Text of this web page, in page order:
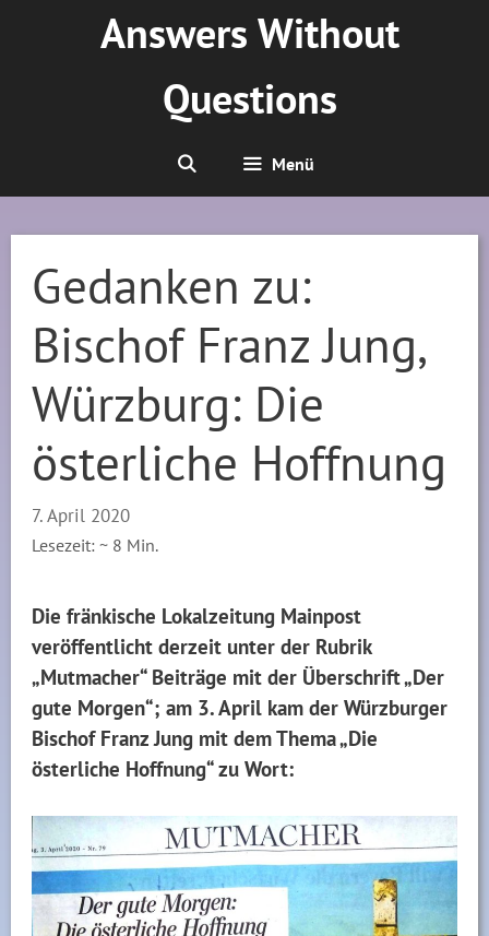
Answers Without
Questions
Menü
Gedanken zu:
Bischof Franz Jung,
Würzburg: Die
österliche Hoffnung
7. April 2020
Lesezeit: ~ 8 Min.
Die fränkische Lokalzeitung Mainpost
veröffentlicht derzeit unter der Rubrik
„Mutmacher“ Beiträge mit der Überschrift „Der
gute Morgen“; am 3. April kam der Würzburger
Bischof Franz Jung mit dem Thema „Die
österliche Hoffnung“ zu Wort: